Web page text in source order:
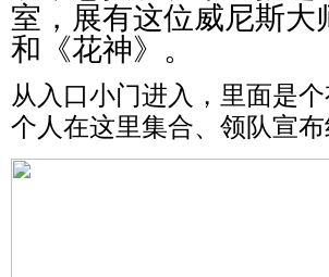
室，展有这位威尼斯
和《花神》。
从入口小门进入，里面是
个人在这里集合、领队宣